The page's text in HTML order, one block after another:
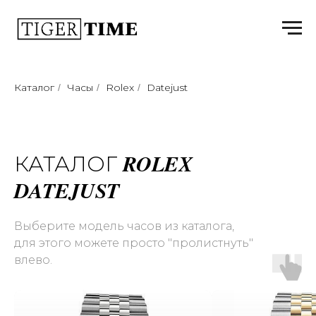
Каталог / Часы / Rolex / Datejust
КАТАЛОГ ROLEX
DATEJUST
Выберите модель часов из каталога,
для этого можете просто "пролистнуть"
влево.